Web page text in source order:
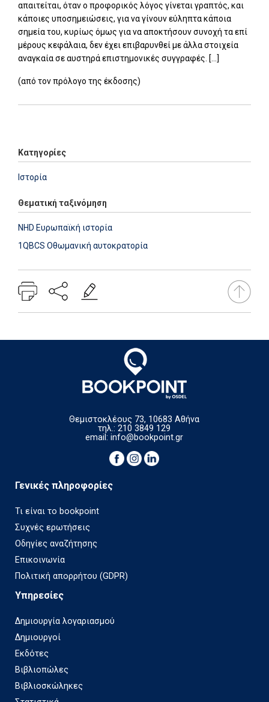
απαιτείται, όταν ο προφορικός λόγος γίνεται γραπτός, και
κάποιες υποσημειώσεις, για να γίνουν εύληπτα κάποια
σημεία του, κυρίως όμως για να αποκτήσουν συνοχή τα επί
μέρους κεφάλαια, δεν έχει επιβαρυνθεί με άλλα στοιχεία
αναγκαία σε αυστηρά επιστημονικές συγγραφές. [...]
(από τον πρόλογο της έκδοσης)
Κατηγορίες
Ιστορία
Θεματική ταξινόμηση
NHD Ευρωπαϊκή ιστορία
1QBCS Οθωμανική αυτοκρατορία
Θεμιστοκλέους 73, 10683 Αθήνα
τηλ.: 210 3849 129
email:info@bookpoint.gr
Γενικές πληροφορίες
Τι είναι το bookpoint
Συχνές ερωτήσεις
Οδηγίες αναζήτησης
Επικοινωνία
Πολιτική απορρήτου (GDPR)
Υπηρεσίες
Δημιουργία λογαριασμού
Δημιουργοί
Εκδότες
Βιβλιοπώλες
Βιβλιοσκώληκες